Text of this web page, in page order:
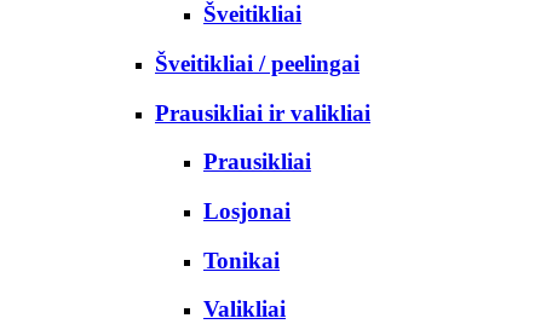
Šveitikliai
Šveitikliai / peelingai
Prausikliai ir valikliai
Prausikliai
Losjonai
Tonikai
Valikliai